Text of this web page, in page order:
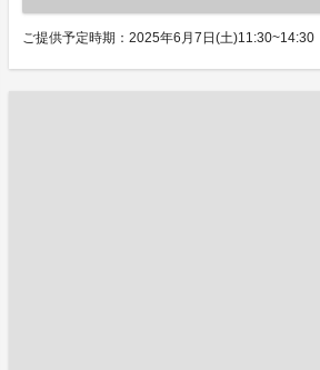
ご提供予定時期：2025年6月7日(土)11:30~14:30